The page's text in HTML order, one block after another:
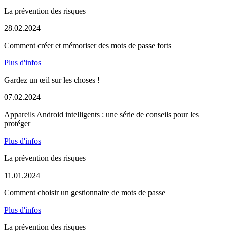
La prévention des risques
28.02.2024
Comment créer et mémoriser des mots de passe forts
Plus d'infos
Gardez un œil sur les choses !
07.02.2024
Appareils Android intelligents : une série de conseils pour les
protéger
Plus d'infos
La prévention des risques
11.01.2024
Comment choisir un gestionnaire de mots de passe
Plus d'infos
La prévention des risques